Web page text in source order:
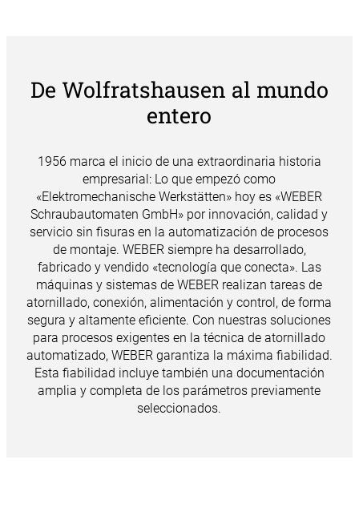
De Wolfratshausen al mundo
entero
1956 marca el inicio de una extraordinaria historia
empresarial: Lo que empezó como
«Elektromechanische Werkstätten» hoy es «WEBER
Schraubautomaten GmbH» por innovación, calidad y
servicio sin fisuras en la automatización de procesos
de montaje. WEBER siempre ha desarrollado,
fabricado y vendido «tecnología que conecta». Las
máquinas y sistemas de WEBER realizan tareas de
atornillado, conexión, alimentación y control, de forma
segura y altamente eficiente. Con nuestras soluciones
para procesos exigentes en la técnica de atornillado
automatizado, WEBER garantiza la máxima fiabilidad.
Esta fiabilidad incluye también una documentación
amplia y completa de los parámetros previamente
seleccionados.